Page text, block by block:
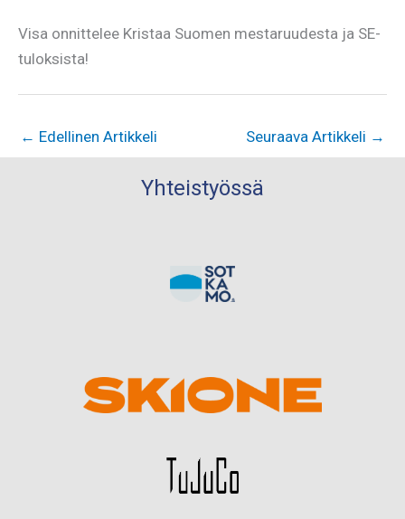
Visa onnittelee Kristaa Suomen mestaruudesta ja SE-
tuloksista!
← Edellinen Artikkeli Seuraava Artikkeli →
Yhteistyössä